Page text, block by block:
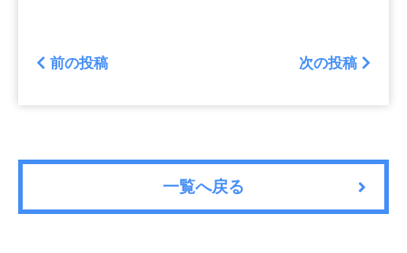
前の投稿 次の投稿
一覧へ戻る